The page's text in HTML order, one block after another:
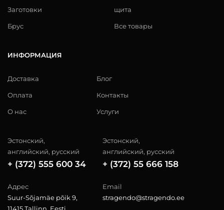
Заготовки
Брус
щита
Все товары
ИНФОРМАЦИЯ
Доставка
Оплата
О нас
Блог
Контакты
Услуги
Эстонский,
английский, русский
+ (372) 555 600 34
Эстонский,
английский, русский
+ (372) 55 666 158
Адрес
Suur-Sõjamäe põik 9,
Email
stragendo@stragendo.ee